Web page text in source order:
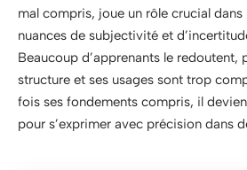
mal compris, joue un rôle crucial dans
nuances de subjectivité et
Beaucoup d’apprenants le redoutent,
structure et ses usages sont trop
fois ses fondements compris, il
pour s’exprimer avec précision dans